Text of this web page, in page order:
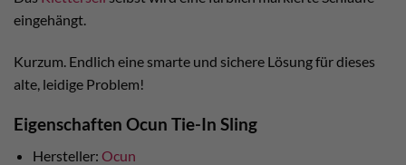
eingehängt.
Kurzum. Endlich eine smarte und sichere Lösung für dieses
alte, leidige Problem!
Eigenschaften Ocun Tie-In Sling
Hersteller: Ocun